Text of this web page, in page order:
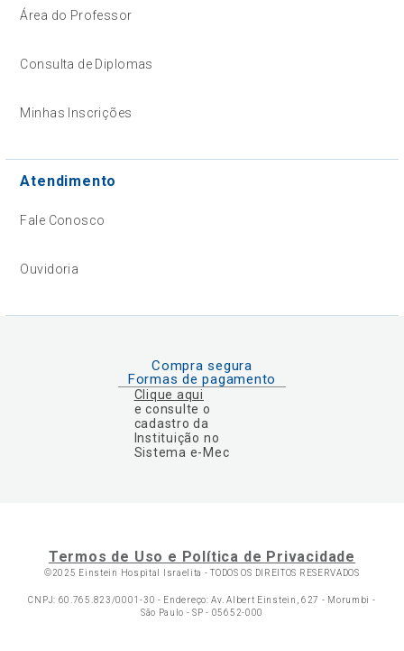
Área do Professor
Consulta de Diplomas
Minhas Inscrições
Atendimento
Fale Conosco
Ouvidoria
Compra segura
Formas de pagamento
Clique aqui
e consulte o
cadastro da
Instituição no
Sistema e-Mec
Termos de Uso e Política de Privacidade
©2025 Einstein Hospital Israelita -TODOS OS DIREITOS RESERVADOS
CNPJ: 60.765.823/0001-30 - Endereço: Av. Albert Einstein, 627 - Morumbi -
São Paulo - SP - 05652-000